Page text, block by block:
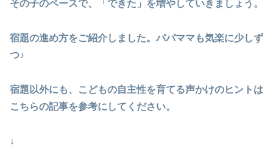
その子のペースで、「できた」を増やしていきましょう。
宿題の進め方をご紹介しました。パパママも気楽に少しず
つ♪
宿題以外にも、こどもの自主性を育てる声かけのヒントは
こちらの記事を参考にしてください。
↓